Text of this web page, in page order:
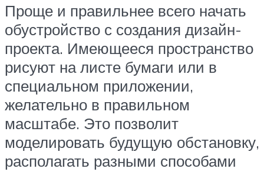
Проще и правильнее всего начать
обустройство с создания дизайн-
проекта. Имеющееся пространство
рисуют на листе бумаги или в
специальном приложении,
желательно в правильном
масштабе. Это позволит
моделировать будущую обстановку,
располагать разными способами